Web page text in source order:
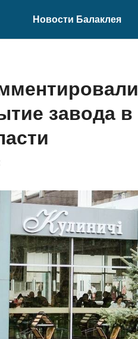
Новости Балаклея
завода в